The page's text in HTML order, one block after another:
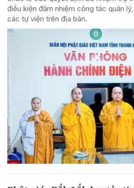
điều kiện đảm nhiệm công tác quản
các tự viện trên địa bàn.